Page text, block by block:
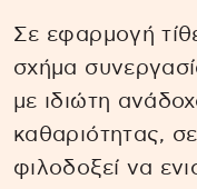
Σε εφαρμογή
σχήμα
με ιδιώτη
καθαριότητας,
φιλοδοξεί να